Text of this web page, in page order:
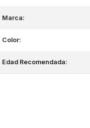
Marca:
Color:
Edad Recomendada: